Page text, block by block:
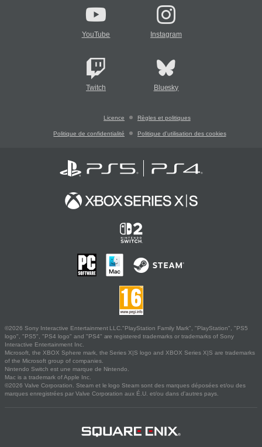
YouTube Instagram
Twitch Bluesky
Licence Règles et politiques
Politique de confidentialité Politique d'utilisation des cookies
©2026 Sony Interactive Entertainment LLC."PlayStation Family Mark", "PlayStation", "PS5
logo", "PS5", "PS4 logo" and "PS4" are registered trademarks or trademarks of Sony
Interactive Entertainment Inc.
Microsoft, the XBOX Sphere mark, the Series X|S logo and XBOX Series X|S are trademarks
of the Microsoft group of companies.
Nintendo Switch est une marque de Nintendo.
Mac is a trademark of Apple Inc.
©2026 Valve Corporation. Steam et le logo Steam sont des marques déposées et/ou des
marques enregistrées par Valve Corporation aux É.U. et/ou dans d'autres pays.